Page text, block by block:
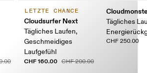
LETZTE CHANCE
Cloudsurfer Next
Tägliches Laufen,
Geschmeidiges
Laufgefühl
CHF 160.00 CHF 200.00
Tägliches
CHF 250.00